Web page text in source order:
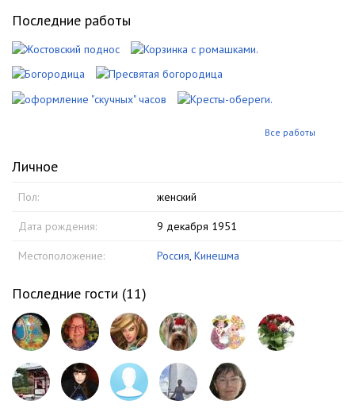
Последние работы
Все работы
Личное
Пол: женский
Дата рождения: 9 декабря 1951
Местоположение: Россия Кинешма
Последние гости (11)